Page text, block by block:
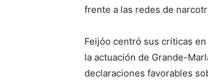
frente a las redes de
Feijóo centró sus críticas
la actuación de Grande-
declaraciones favorables